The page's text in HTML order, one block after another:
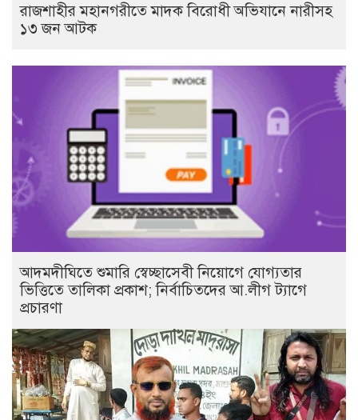
রাজশাহীর মহানগরীতে মাদক বিরোধী অভিযানে নারীসহ
১৩ জন আটক
আদমদীঘিতে শুমারি স্বেচ্ছাসেবী নিয়োগে যোগ্যতার
ভিত্তিতে তালিকা প্রকাশ; নির্বাচিতদের আ.লীগ ট্যাগে
প্রচারণা